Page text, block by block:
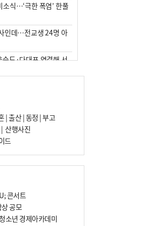
소식…‘극한 폭염’ 한풀
인데…전교생 24명 아
도·다대포 연결해 서
8월 7일
북항으로 확정, 해양
매 경유지’ 된 부산…
장…관용차 규정에 막
|출산|동정 |부고
| 산행사진
드
콘서트
공모
소년 경제아카데미